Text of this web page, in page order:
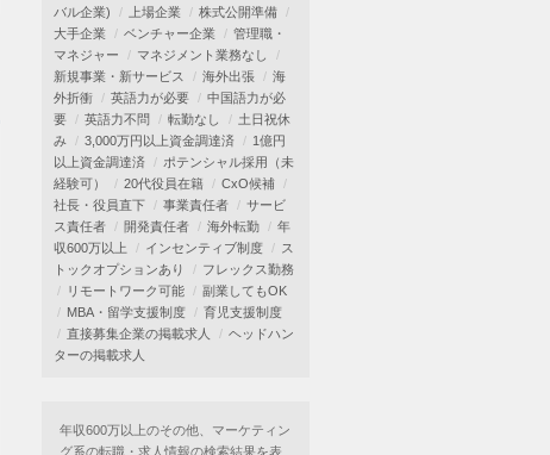
バル企業)
上場企業
株式公開準備
大手企業
ベンチャー企業
管理職・
マネジャー
マネジメント業務なし
新規事業・新サービス
海外出張
海
外折衝
英語力が必要
中国語力が必
要
英語力不問 転勤なし
土日祝休
み
3,000万円以上資金調達済
1億円
以上資金調達済
ポテンシャル採用（未
経験可）
20代役員在籍
CxO候補
社長・役員直下
事業責任者
サービ
ス責任者
開発責任者 海外転勤
年
収600万以上
インセンティブ制度
ス
トックオプションあり
フレックス勤務
リモートワーク可能
副業してもOK
MBA・留学支援制度
育児支援制度
直接募集企業の掲載求人
ヘッドハン
ターの掲載求人
年収600万以上のその他、マーケティン
グ系の転職・求人情報の検索結果を表